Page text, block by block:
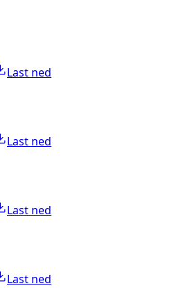
Last ned
Last ned
Last ned
Last ned